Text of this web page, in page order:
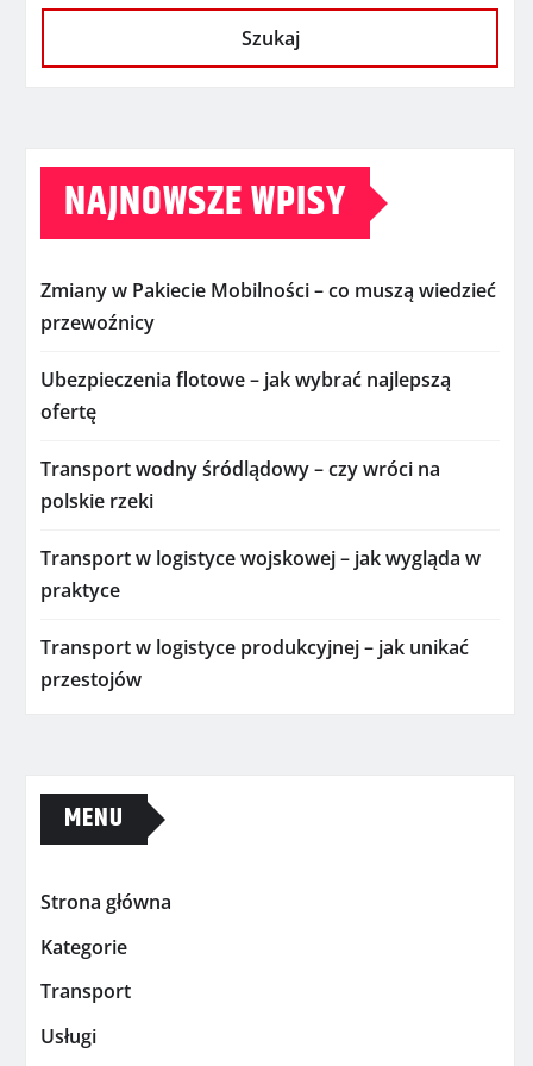
Szukaj
NAJNOWSZE WPISY
Zmiany w Pakiecie Mobilności – co muszą wiedzieć
przewoźnicy
Ubezpieczenia flotowe – jak wybrać najlepszą
ofertę
Transport wodny śródlądowy – czy wróci na
polskie rzeki
Transport w logistyce wojskowej – jak wygląda w
praktyce
Transport w logistyce produkcyjnej – jak unikać
przestojów
MENU
Strona główna
Kategorie
Transport
Usługi